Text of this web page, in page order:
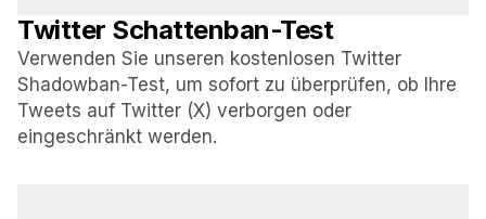
Twitter Schattenban-Test
Verwenden Sie unseren kostenlosen Twitter
Shadowban-Test, um sofort zu überprüfen, ob Ihre
Tweets auf Twitter (X) verborgen oder
eingeschränkt werden.